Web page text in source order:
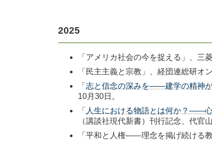
2025
「アメリカ社会の今を捉える」、
「民主主義と宗教」、経団連総研オ
「 志と信念の深みを――建学の精神
10月30日。
「 人生における物語とは何か？――
（講談社現代新書）刊行記念、代官
「平和と人権――理念を掲げ続ける